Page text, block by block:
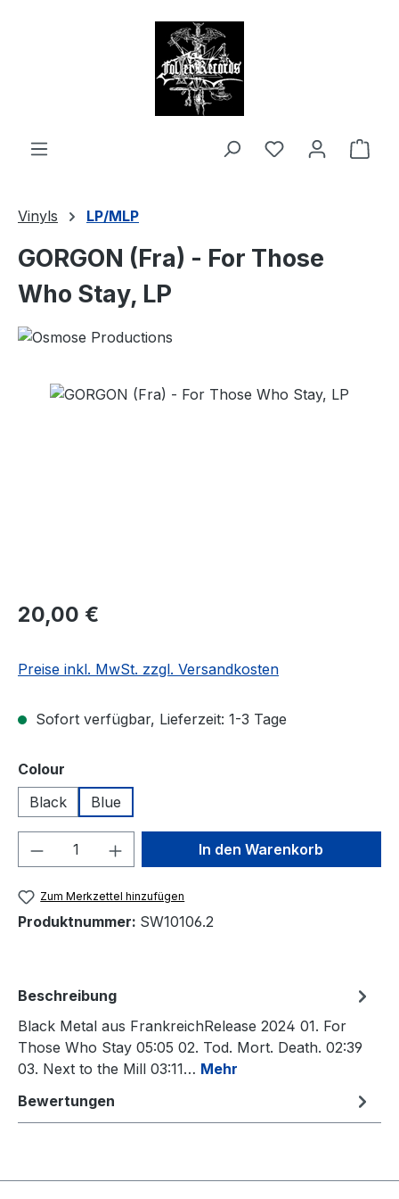
Vinyls LP/MLP
GORGON (Fra) - For Those
Who Stay, LP
Bildergalerie überspringen
Regulärer Preis:
20,00 €
Preise inkl. MwSt. zzgl. Versandkosten
Sofort verfügbar, Lieferzeit: 1-3 Tage
Colour
Black
Blue
Produkt Anzahl: Gib denIn den Warenkorb
Zum Merkzettel hinzufügen
Produktnummer: SW10106.2
Beschreibung
Black Metal aus FrankreichRelease 2024 01. For
Those Who Stay 05:05 02. Tod. Mort. Death. 02:39
03. Next to the Mill 03:11… Mehr
Bewertungen